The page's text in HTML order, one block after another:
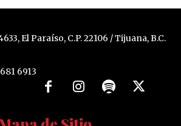
El Paraíso, C.P. 22106 / Tijuana, B.C.
6913